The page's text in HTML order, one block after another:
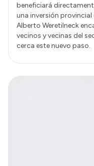
beneficiará
una inversión
Alberto Weretilneck
vecinos y vecinas del
cerca este nuevo paso.